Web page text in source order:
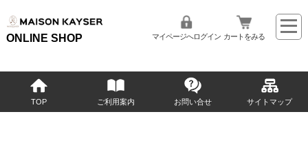
ONLINE SHOP マイページへログイン カートをみる
TOP ご利用案内 お問い合せ サイトマップ